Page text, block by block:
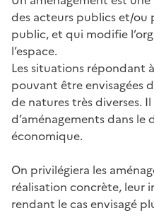
des acteurs publics et/ou
public, et qui modifie
l’espace.
Les situations répondant
pouvant être envisagées
de natures très diverses. Il
d’aménagements dans
économique.
On privilégiera les
réalisation concrète, leur
rendant le cas envisagé